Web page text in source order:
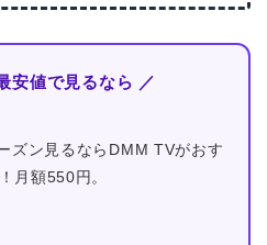
安値で見るなら ／
ズン見るならDMM TVがおす
月額550円。